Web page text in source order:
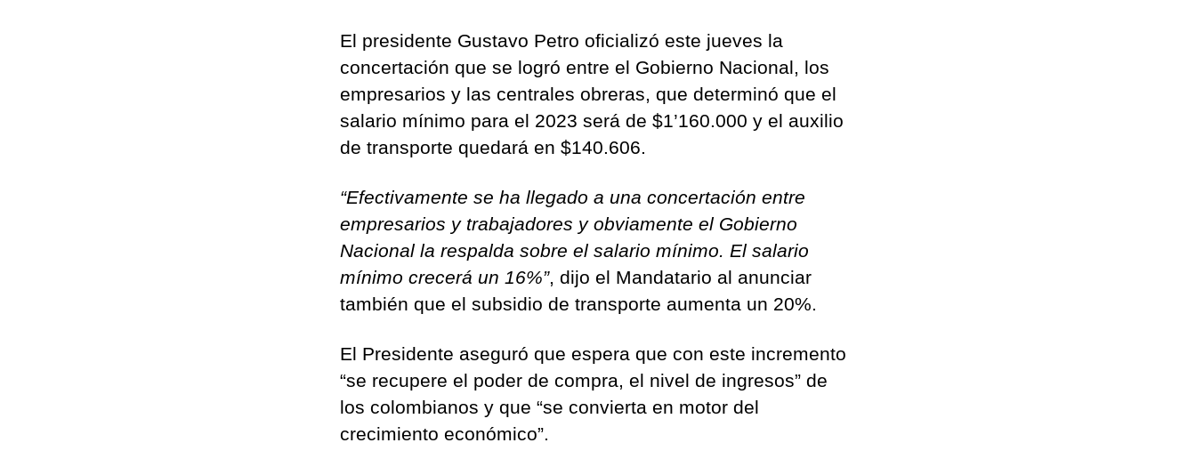
El presidente Gustavo Petro oficializó este jueves la
concertación que se logró entre el Gobierno Nacional, los
empresarios y las centrales obreras, que determinó que el
salario mínimo para el 2023 será de $1’160.000 y el auxilio
de transporte quedará en $140.606.
“Efectivamente se ha llegado a una concertación entre
empresarios y trabajadores y obviamente el Gobierno
Nacional la respalda sobre el salario mínimo. El salario
mínimo crecerá un 16%”, dijo el Mandatario al anunciar
también que el subsidio de transporte aumenta un 20%.
El Presidente aseguró que espera que con este incremento
“se recupere el poder de compra, el nivel de ingresos” de
los colombianos y que “se convierta en motor del
crecimiento económico”.